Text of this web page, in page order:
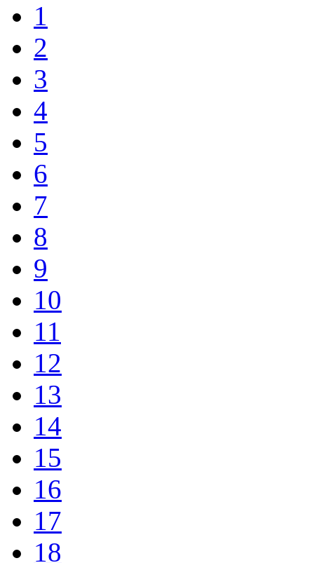
1
2
3
4
5
6
7
8
9
10
11
12
13
14
15
16
17
18